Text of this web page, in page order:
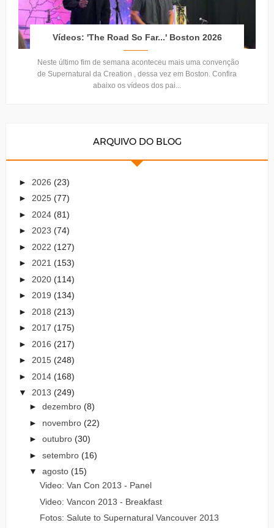
Vídeos: 'The Road So Far...' Boston 2026
Neste último fim de semana aconteceu mais uma convenção
de Supernatural da Creation , dessa vez em Boston. Confira
abaixo os vídeos dos pai...
ARQUIVO DO BLOG
► 2026 (23)
► 2025 (77)
► 2024 (81)
► 2023 (74)
► 2022 (127)
► 2021 (153)
► 2020 (114)
► 2019 (134)
► 2018 (213)
► 2017 (175)
► 2016 (217)
► 2015 (248)
► 2014 (168)
▼ 2013 (249)
► dezembro (8)
► novembro (22)
► outubro (30)
► setembro (16)
▼ agosto (15)
Video: Van Con 2013 - Panel
Video: Vancon 2013 - Breakfast
Fotos: Salute to Supernatural Vancouver 2013